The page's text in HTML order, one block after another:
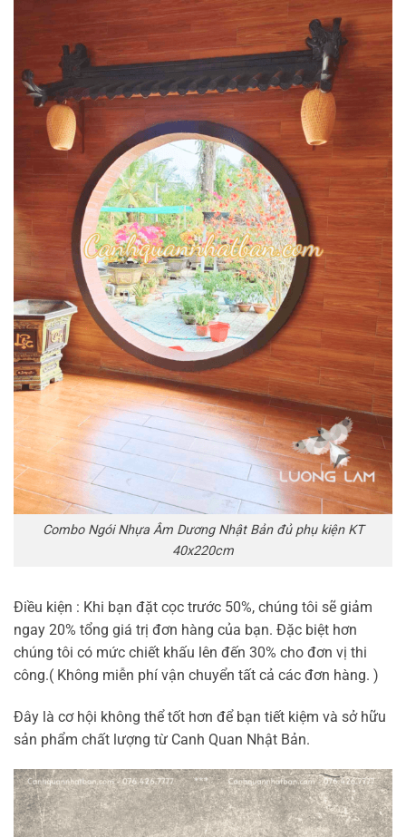
Combo Ngói Nhựa Âm Dương Nhật Bản đủ phụ kiện KT
40x220cm
Điều kiện : Khi bạn đặt cọc trước 50%, chúng tôi sẽ giảm
ngay 20% tổng giá trị đơn hàng của bạn. Đặc biệt hơn
chúng tôi có mức chiết khấu lên đến 30% cho đơn vị thi
công.( Không miễn phí vận chuyển tất cả các đơn hàng. )
Đây là cơ hội không thể tốt hơn để bạn tiết kiệm và sở hữu
sản phẩm chất lượng từ Canh Quan Nhật Bản.